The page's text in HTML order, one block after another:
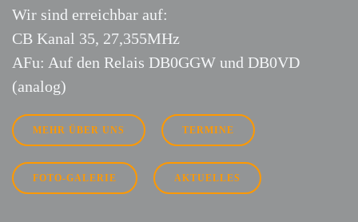
Wir sind erreichbar auf:
CB Kanal 35, 27,355MHz
AFu: Auf den Relais DB0GGW und DB0VD
(analog)
MEHR ÜBER UNS TERMINE
FOTO-GALERIE AKTUELLES